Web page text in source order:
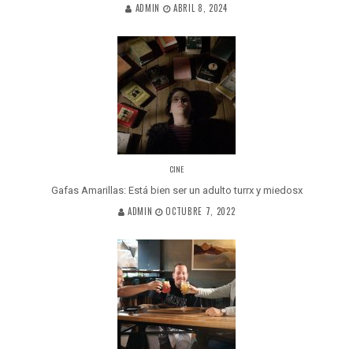
ADMIN ABRIL 8, 2024
CINE
Gafas Amarillas: Está bien ser un adulto turrx y miedosx
ADMIN OCTUBRE 7, 2022